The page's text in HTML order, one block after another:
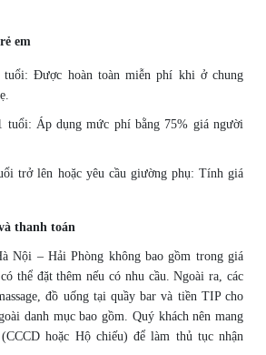
em
Được hoàn toàn miễn phí khi ở chung
tuổi: Áp dụng mức phí bằng 75% giá người
trở lên hoặc yêu cầu giường phụ: Tính giá
thanh toán
Nội – Hải Phòng không bao gồm trong giá
thể đặt thêm nếu có nhu cầu. Ngoài ra, các
đồ uống tại quầy bar và tiền TIP cho
danh mục bao gồm. Quý khách nên mang
hoặc Hộ chiếu) để làm thủ tục nhận